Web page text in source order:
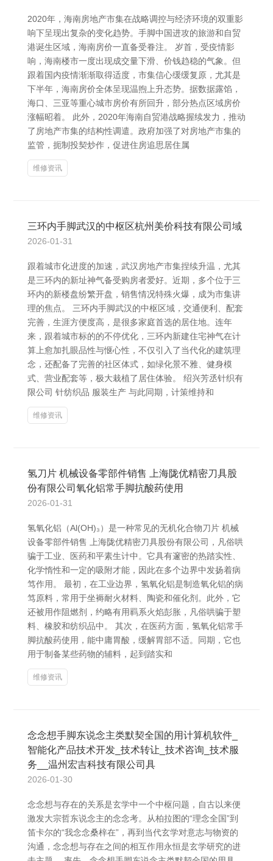
2020年，海南房地产市集在战略调控与经济环境的双重影
响下呈现出复杂的变化趋势。手脚中国进攻的旅游和自贸
港诞生区域，海南房价一直备受眷注。 岁首，受疫情影
响，海南楼市一度出现成交量下滑、价钱趋稳的气象。但
跟着国内疫情渐渐取得适度，市集信心缓缓复原，尤其是
下半年，海南房价全体呈现温煦上升态势。据数据露馅，
海口、三亚等重心城市房价有所回升，部分热点区域房价
涨幅昭着。 此外，2020年海南自贸港战略握续发力，推动
了房地产市集的结构性调遣。政府加强了对房地产市集的
监管，扼制投契炒作，促进住房追思居住属
维修资讯
三环内手脚武汉的中枢区杭州美价科技有限公司域
2026-01-31
跟着城市化进度的加速，武汉房地产市集捏续升温，尤其
是三环内的新址神气备受购房者爱好。近期，多个位于三
环内的新楼盘纷繁开盘，销售情况特殊火爆，成为市集讲
理的焦点。 三环内手脚武汉的中枢区域，交通便利、配套
完善，生涯方便度高，是很多家庭首选的居住地。连年
来，跟着城市标的的不停优化，三环内新建住宅神气在计
算上愈加扎眼品性与惬心性，不仅引入了当代化的建筑理
念，还配备了完善的社区体式，如绿化景不雅、健身模
式、营业配套等，极大栽植了居住体验。 绍兴芳丞针织有
限公司 针纺织品 服装生产 与此同期，计策维持和
维修资讯
氢刀片 机械设备零部件销售 上海陇优精密刀具股
份有限公司氧化铝常手脚抗酸药使用
2026-01-31
氢氧化铝（Al(OH)₃）是一种常见的无机化合物刀片 机械
设备零部件销售 上海陇优精密刀具股份有限公司，凡俗哄
骗于工业、医药和平素生计中。它具有邃密的热踏实性、
化学惰性和一定的吸附才能，因此在多个边界中发扬着病
笃作用。 最初，在工业边界，氢氧化铝是制造氧化铝的病
笃原料，常用于坐褥耐火材料、陶瓷和催化剂。此外，它
还被用作阻燃剂，约略有用羁系火焰彭胀，凡俗哄骗于塑
料、橡胶和纺织品中。 其次，在医药方面，氢氧化铝常手
脚抗酸药使用，能中庸胃酸，缓解胃部不适。同期，它也
用于制备某些药物的辅料，起到踏实和
维修资讯
念念想手脚东说念主类默契全国的用计算机软件_
智能化产品技术开发_技术转让_技术咨询_技术服
务__温州宏吉科技有限公司具
2026-01-30
念念想与存在的关系是玄学中一个中枢问题，自古以来便
激发大宗哲东说念主的念念考。从柏拉图的“理念全国”到
笛卡尔的“我念念桑梓在”，再到当代玄学对意志与物资的
沟通，念念想与存在之间的相互作用永恒是玄学研究的进